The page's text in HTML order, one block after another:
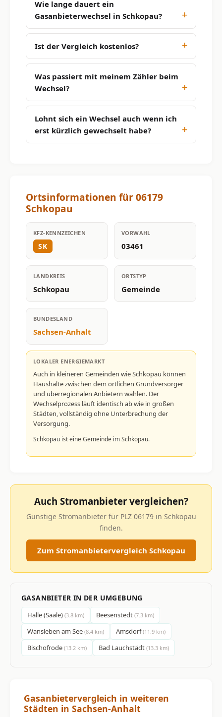
Wie lange dauert ein
Gasanbieterwechsel in Schkopau?
Ist der Vergleich kostenlos?
Was passiert mit meinem Zähler beim
Wechsel?
Lohnt sich ein Wechsel auch wenn ich
erst kürzlich gewechselt habe?
Ortsinformationen für 06179
Schkopau
KFZ-KENNZEICHEN
SK
VORWAHL
03461
LANDKREIS
Schkopau
ORTSTYP
Gemeinde
BUNDESLAND
Sachsen-Anhalt
LOKALER ENERGIEMARKT
Auch in kleineren Gemeinden wie Schkopau können
Haushalte zwischen dem örtlichen Grundversorger
und überregionalen Anbietern wählen. Der
Wechselprozess läuft identisch ab wie in großen
Städten, vollständig ohne Unterbrechung der
Versorgung.
Schkopau ist eine Gemeinde im Schkopau.
Auch Stromanbieter vergleichen?
Günstige Stromanbieter für PLZ 06179 in Schkopau
finden.
Zum Stromanbietervergleich Schkopau
GASANBIETER IN DER UMGEBUNG
Halle (Saale) (3.8 km) Beesenstedt (7.3 km)
Wansleben am See (8.4 km) Amsdorf(11.9 km)
Bischofrode (13.2 km) Bad Lauchstädt (13.3 km)
Gasanbietervergleich in weiteren
Städten in Sachsen-Anhalt